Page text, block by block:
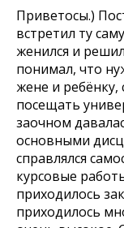
Приветосы.)
встретил ту
женился и
понимал, что
жене и
посещать
заочном
основными
справлялся
курсовые
приходилось
приходилось